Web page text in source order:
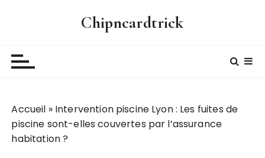
Chipncardtrick
Accueil » Intervention piscine Lyon : Les fuites de
piscine sont-elles couvertes par l’assurance
habitation ?